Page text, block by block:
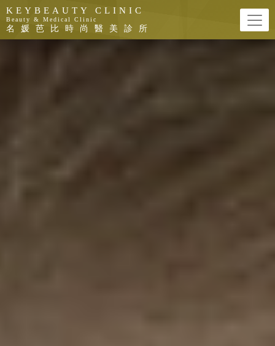
洢蓮絲(少女針) Ellanse|KEYBEAUTY
KEYBEAUTY CLINIC
Beauty & Medical Clinic
名媛芭比時尚醫美診所